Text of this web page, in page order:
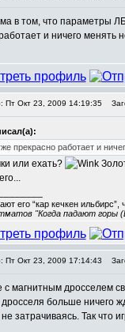
в том, что параметры
и ничего менять
Пт Окт 23, 2009 14:19:35
прекрасно работает и
или ехать?
его “кар кечкен ильбирс”,
"Когда падают горы
Пт Окт 23, 2009 17:14:43
с магнитным дросселем
дросселя больше ничего
затрачиваясь. Так что